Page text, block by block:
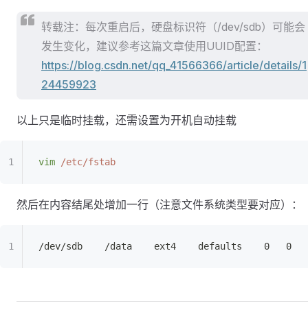
转载注：每次重启后，硬盘标识符（/dev/sdb）可能会
发生变化，建议参考这篇文章使用UUID配置：
https://blog.csdn.net/qq_41566366/article/details/1
24459923
以上只是临时挂载，还需设置为开机自动挂载
vim /etc/fstab
然后在内容结尾处增加一行（注意文件系统类型要对应）：
/dev/sdb    /data    ext4    defaults    0   0